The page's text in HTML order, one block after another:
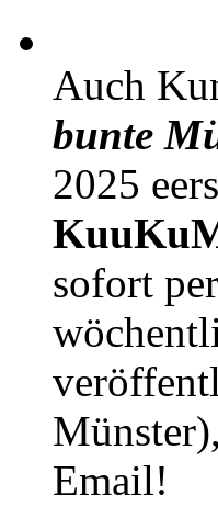
Auch
bunte
2025
sofort
Email!